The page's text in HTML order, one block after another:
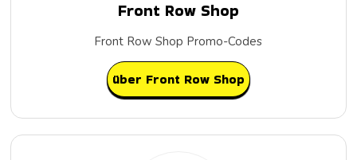
Front Row Shop
Front Row Shop Promo-Codes
über Front Row Shop